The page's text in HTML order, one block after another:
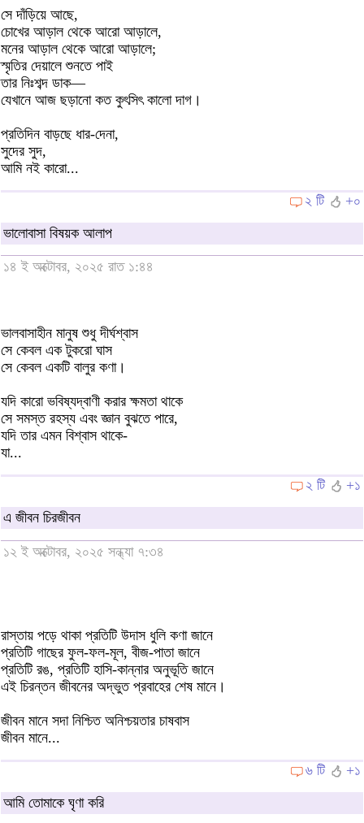
সে দাঁড়িয়ে আছে,
চোখের আড়াল থেকে আরো আড়ালে,
মনের আড়াল থেকে আরো আড়ালে;
স্মৃতির দেয়ালে শুনতে পাই
তার নিঃশব্দ ডাক—
যেখানে আজ ছড়ানো কত কুৎসিৎ কালো দাগ।
প্রতিদিন বাড়ছে ধার-দেনা,
সুদের সুদ,
আমি নই কারো...
২ টি
+০
ভালোবাসা বিষয়ক আলাপ
১৪ ই অক্টোবর, ২০২৫ রাত ১:৪৪
ভালবাসাহীন মানুষ শুধু দীর্ঘশ্বাস
সে কেবল এক টুকরো ঘাস
সে কেবল একটি বালুর কণা।
যদি কারো ভবিষ্যদ্বাণী করার ক্ষমতা থাকে
সে সমস্ত রহস্য এবং জ্ঞান বুঝতে পারে,
যদি তার এমন বিশ্বাস থাকে-
যা...
২ টি
+১
এ জীবন চিরজীবন
১২ ই অক্টোবর, ২০২৫ সন্ধ্যা ৭:৩৪
রাস্তায় পড়ে থাকা প্রতিটি উদাস ধুলি কণা জানে
প্রতিটি গাছের ফুল-ফল-মূল, বীজ-পাতা জানে
প্রতিটি রঙ, প্রতিটি হাসি-কান্নার অনুভূতি জানে
এই চিরন্তন জীবনের অদ্ভুত প্রবাহের শেষ মানে।
জীবন মানে সদা নিশ্চিত অনিশ্চয়তার চাষবাস
জীবন মানে...
৬ টি
+১
আমি তোমাকে ঘৃণা করি